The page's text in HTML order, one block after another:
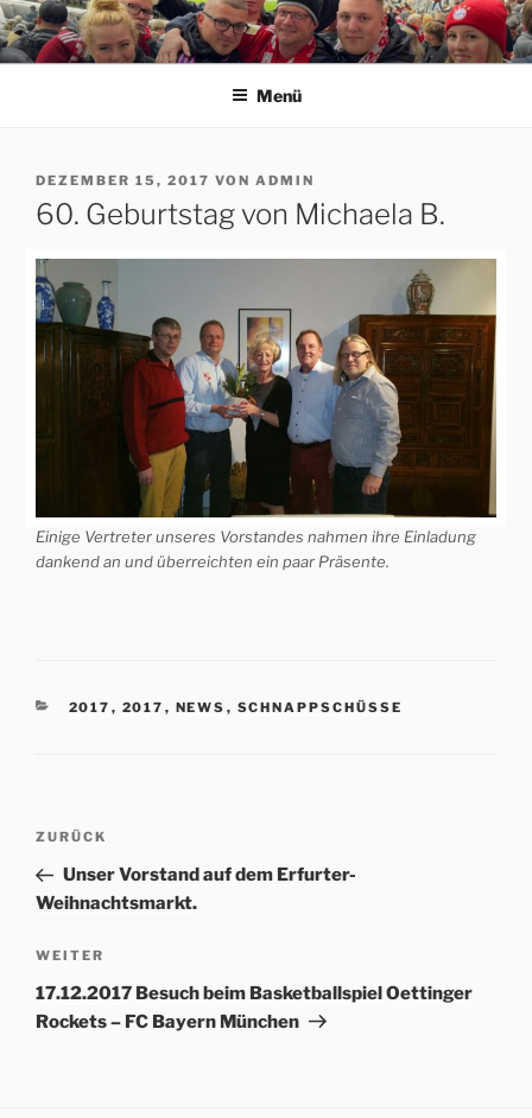
Zum
Inhalt
springenERFORDIA BAVARIA E.V.
Herzlich Willkommen auf der Homepage des Erfurter FC Bayern
Menü
VERÖFFENTLICHT
AM
DEZEMBER 15, 2017 VON ADMIN
60. Geburtstag von Michaela B.
Einige Vertreter unseres Vorstandes nahmen ihre Einladung
dankend an und überreichten ein paar Präsente.
KATEGORIEN
2017 , 2017 , NEWS , SCHNAPPSCHÜSSE
Beitrags-
Vorheriger
Beitrag
ZURÜCK
Unser Vorstand auf dem Erfurter-
Weihnachtsmarkt.
Nächster
Beitrag
WEITER
17.12.2017 Besuch beim Basketballspiel Oettinger
Rockets – FC Bayern München